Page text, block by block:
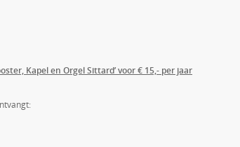
Kapel en Orgel Sittard’ voor € 15,- per jaar